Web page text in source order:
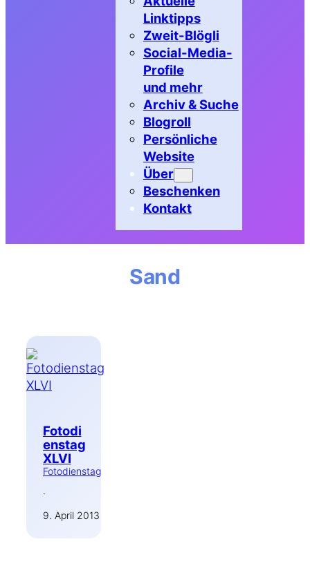
Linktipps
Zweit-Blögli
Social-Media-
Profile
und mehr
Archiv & Suche
Blogroll
Persönliche
Website
Über
Beschenken
Kontakt
Sand
Fotodi
enstag
XLVI
Fotodienstag
·
9. April 2013